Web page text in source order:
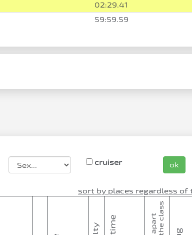
02:29.41
59:59.59
cruiser ok
sort by places regardless of